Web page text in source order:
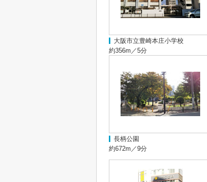
大阪市立豊崎本庄小学校
約356m／5分
長柄公園
約672m／9分